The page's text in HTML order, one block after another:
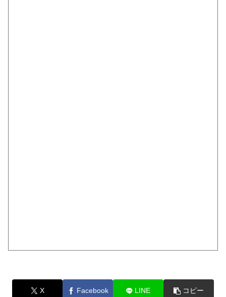
X Facebook LINE コピー